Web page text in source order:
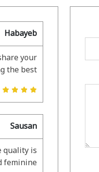
Habayeb
your
the best.
Sausan
quality is